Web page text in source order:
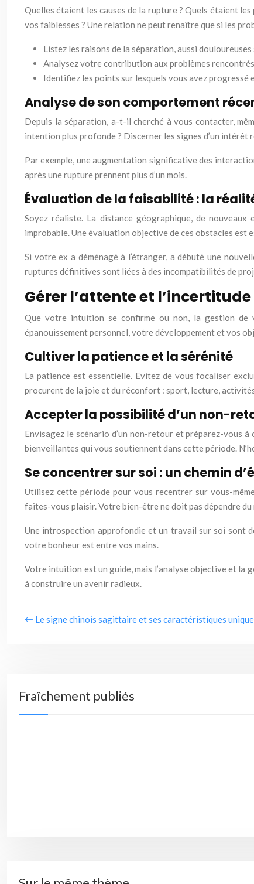
Quelles étaient les causes de la rupture ? Quels étaient
vos faiblesses ? Une relation ne peut renaître que si les
Listez les raisons de la séparation, aussi
Analysez votre contribution aux problèmes
Identifiez les points sur lesquels vous avez
Analyse de son comportement
Depuis la séparation, a-t-il cherché à vous contacter,
intention plus profonde ? Discerner les signes d’un intérêt
Par exemple, une augmentation significative des
après une rupture prennent plus d’un mois.
Évaluation de la faisabilité : la
Soyez réaliste. La distance géographique, de
improbable. Une évaluation objective de ces obstacles
Si votre ex a déménagé à l’étranger, a débuté une
ruptures définitives sont liées à des incompatibilités de
Gérer l’attente et
Que votre intuition se confirme ou non, la gestion de
épanouissement personnel, votre développement et vos
Cultiver la patience et la sérénité
La patience est essentielle. Evitez de vous focaliser
procurent de la joie et du réconfort : sport, lecture,
Accepter la possibilité d’un non-
Envisagez le scénario d’un non-retour et préparez-vous
bienveillantes qui vous soutiennent dans cette période.
Se concentrer sur soi : un chemin
Utilisez cette période pour vous recentrer sur vous-
faites-vous plaisir. Votre bien-être ne doit pas dépendre
Une introspection approfondie et un travail sur soi sont
votre bonheur est entre vos mains.
Votre intuition est un guide, mais l’analyse objective et la
à construire un avenir radieux.
Le signe chinois sagittaire et ses caractéristiques
Fraîchement publiés